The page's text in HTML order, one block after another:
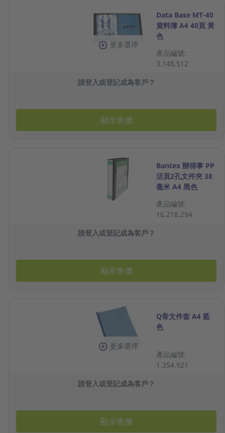
更多選擇
Data Base MT-40
資料簿 A4 40頁 黃
色
產品編號:
3.148.512
請登入或登記成為客戶？
顯示售價
Bantex 辦得事 PP
活頁2孔文件夾 38
毫米 A4 黑色
產品編號:
16.218.294
請登入或登記成為客戶？
顯示售價
更多選擇
Q骨文件套 A4 藍
色
產品編號:
1.354.921
請登入或登記成為客戶？
顯示售價